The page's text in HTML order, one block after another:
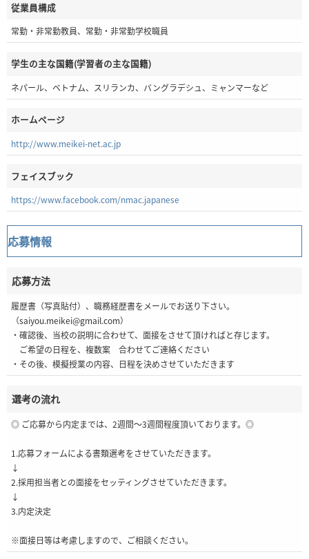
従業員構成
常勤・非常勤教員、常勤・非常勤学校職員
学生の主な国籍(学習者の主な国籍)
ネパール、ベトナム、スリランカ、バングラデシュ、ミャンマーなど
ホームページ
http://www.meikei-net.ac.jp
フェイスブック
https://www.facebook.com/nmac.japanese
応募情報
応募方法
履歴書（写真貼付）、職務経歴書をメールでお送り下さい。
（saiyou.meikei@gmail.com）
・確認後、当校の説明に合わせて、面接をさせて頂ければと存じます。
ご希望の日程を、複数案 合わせてご連絡ください
・その後、模擬授業の内容、日程を決めさせていただきます
選考の流れ
◎ ご応募から内定までは、2週間～3週間程度頂いております。◎
1.応募フォームによる書類選考をさせていただきます。
↓
2.採用担当者との面接をセッティングさせていただきます。
↓
3.内定決定
※面接日等は考慮しますので、ご相談ください。